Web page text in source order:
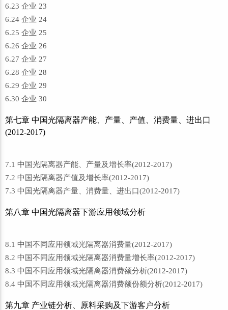
6.23 企业 23
6.24 企业 24
6.25 企业 25
6.26 企业 26
6.27 企业 27
6.28 企业 28
6.29 企业 29
6.30 企业 30
第七章 中国光隔离器产能、产量、产值、消费量、进出口
(2012-2017)
7.1 中国光隔离器产能、产量及增长率(2012-2017)
7.2 中国光隔离器产值及增长率(2012-2017)
7.3 中国光隔离器产量、消费量、进出口(2012-2017)
第八章 中国光隔离器下游应用领域分析
8.1 中国不同应用领域光隔离器消费量(2012-2017)
8.2 中国不同应用领域光隔离器消费量增长率(2012-2017)
8.3 中国不同应用领域光隔离器消费额分析(2012-2017)
8.4 中国不同应用领域光隔离器消费额份额分析(2012-2017)
第九章 产业链分析、原料采购及下游客户分析